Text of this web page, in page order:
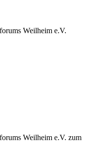
Weilheim e.V.
Weilheim e.V. zum